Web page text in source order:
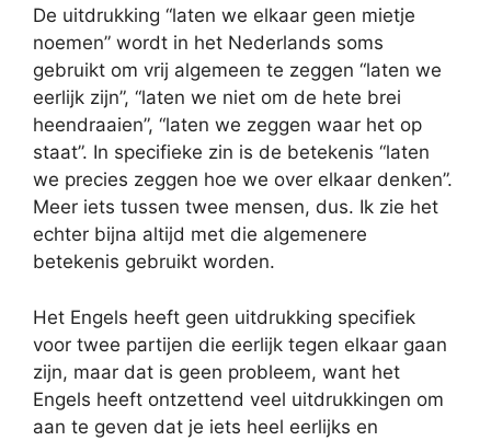
De uitdrukking “laten we elkaar geen mietje
noemen” wordt in het Nederlands soms
gebruikt om vrij algemeen te zeggen “laten we
eerlijk zijn”, “laten we niet om de hete brei
heendraaien”, “laten we zeggen waar het op
staat”. In specifieke zin is de betekenis “laten
we precies zeggen hoe we over elkaar denken”.
Meer iets tussen twee mensen, dus. Ik zie het
echter bijna altijd met die algemenere
betekenis gebruikt worden.
Het Engels heeft geen uitdrukking specifiek
voor twee partijen die eerlijk tegen elkaar gaan
zijn, maar dat is geen probleem, want het
Engels heeft ontzettend veel uitdrukkingen om
aan te geven dat je iets heel eerlijks en